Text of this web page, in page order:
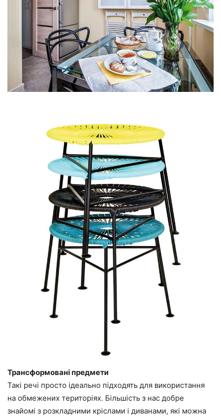
Трансформовані предмети
Такі речі просто ідеально підходять для використання
на обмежених територіях. Більшість з нас добре
знайомі з розкладними кріслами і диванами, які можна